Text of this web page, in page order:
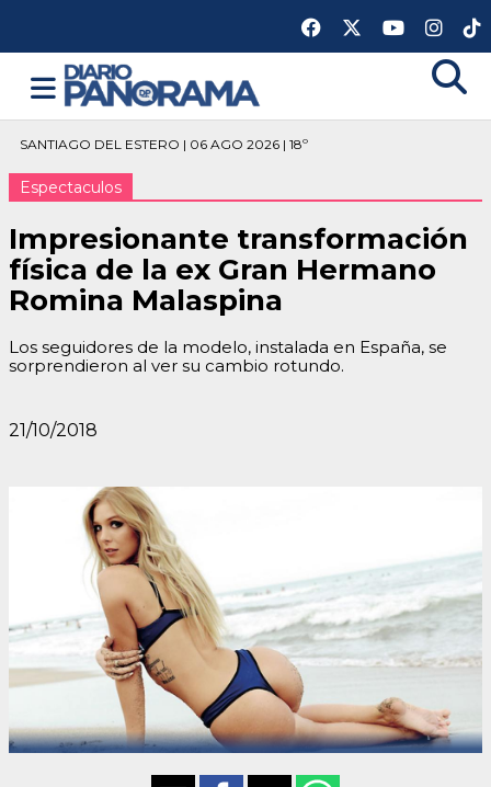
SANTIAGO DEL ESTERO | 06 AGO 2026 | 18º
Espectaculos
Impresionante transformación
física de la ex Gran Hermano
Romina Malaspina
Los seguidores de la modelo, instalada en España, se
sorprendieron al ver su cambio rotundo.
21/10/2018